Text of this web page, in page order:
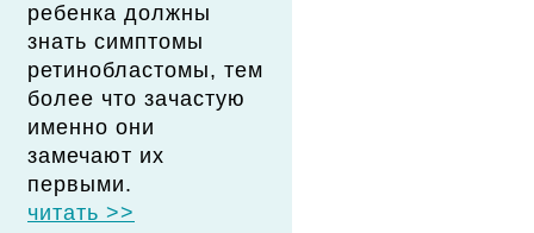
ребенка должны
знать симптомы
ретинобластомы, тем
более что зачастую
именно они
замечают их
первыми.
читать >>